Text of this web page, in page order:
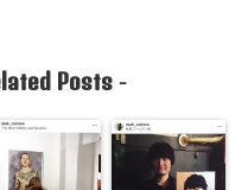
Posts-